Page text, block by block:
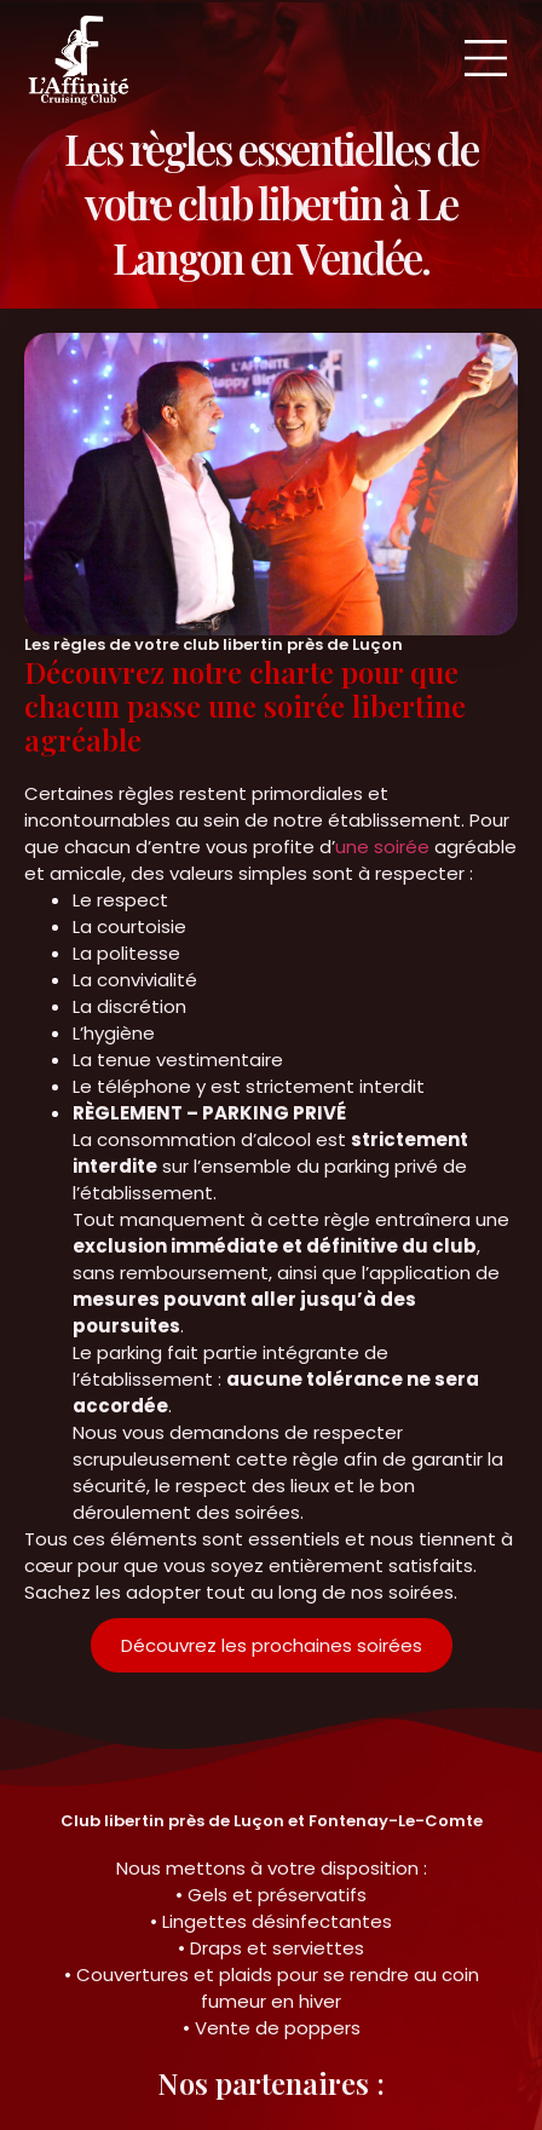
Les règles essentielles de
votre club libertin à Le
Langon en Vendée.
Les règles de votre club libertin près de Luçon
Découvrez notre charte pour que
chacun passe une soirée libertine
agréable
Certaines règles restent primordiales et
incontournables au sein de notre établissement. Pour
que chacun d’entre vous profite d’une soirée agréable
et amicale, des valeurs simples sont à respecter :
Le respect
La courtoisie
La politesse
La convivialité
La discrétion
L’hygiène
La tenue vestimentaire
Le téléphone y est strictement interdit
RÈGLEMENT – PARKING PRIVÉ
La consommation d’alcool est strictement
interditesur l’ensemble du parking privé de
l’établissement.
Tout manquement à cette règle entraînera une
exclusion immédiate et définitive du club,
sans remboursement, ainsi que l’application de
mesures pouvant aller jusqu’à des
poursuites.
Le parking fait partie intégrante de
l’établissement : aucune tolérance ne sera
accordée.
Nous vous demandons de respecter
scrupuleusement cette règle afin de garantir la
sécurité, le respect des lieux et le bon
déroulement des soirées.
Tous ces éléments sont essentiels et nous tiennent à
cœur pour que vous soyez entièrement satisfaits.
Sachez les adopter tout au long de nos soirées.
Découvrez les prochaines soirées
Club libertin près de Luçon et Fontenay-Le-Comte
Nous mettons à votre disposition :
• Gels et préservatifs
• Lingettes désinfectantes
• Draps et serviettes
• Couvertures et plaids pour se rendre au coin
fumeur en hiver
• Vente de poppers
Nos partenaires :
Panneau de gestion des cookies